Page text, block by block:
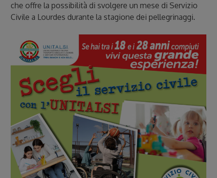
che offre la possibilità di svolgere un mese di Servizio
Civile a Lourdes durante la stagione dei pellegrinaggi.